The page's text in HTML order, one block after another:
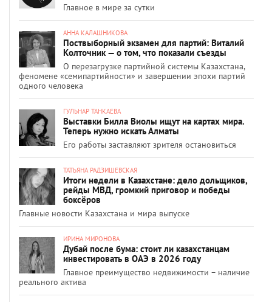
Главное в мире за сутки
АННА КАЛАШНИКОВА
Поствыборный экзамен для партий: Виталий
Колточник — о том, что показали съезды
О перезагрузке партийной системы Казахстана,
феномене «семипартийности» и завершении эпохи партий
одного человека
ГУЛЬНАР ТАНКАЕВА
Выставки Билла Виолы ищут на картах мира.
Теперь нужно искать Алматы
Его работы заставляют зрителя остановиться
ТАТЬЯНА РАДЗИШЕВСКАЯ
Итоги недели в Казахстане: дело дольщиков,
рейды МВД, громкий приговор и победы
боксёров
Главные новости Казахстана и мира выпуске
ИРИНА МИРОНОВА
Дубай после бума: стоит ли казахстанцам
инвестировать в ОАЭ в 2026 году
Главное преимущество недвижимости – наличие
реального актива